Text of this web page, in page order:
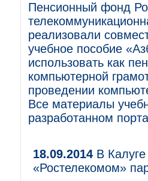
Пенсионный фонд
реализовали
учебное пособие
использовать как
компьютерной
проведении
Все материалы
разработанном
18.09.2014 В
«Ростелекомом»